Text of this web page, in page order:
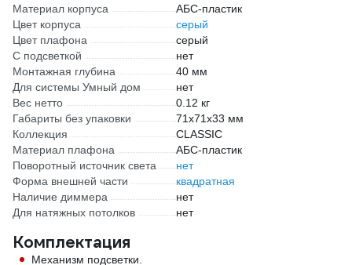
Материал корпуса
АБС-пластик
Цвет корпуса
серый
Цвет плафона
серый
С подсветкой
нет
Монтажная глубина
40 мм
Для системы Умный дом
нет
Вес нетто
0.12 кг
Габариты без упаковки
71х71х33 мм
Коллекция
CLASSIC
Материал плафона
АБС-пластик
Поворотный источник света
нет
Форма внешней части
квадратная
Наличие диммера
нет
Для натяжных потолков
нет
Комплектация
Механизм подсветки.